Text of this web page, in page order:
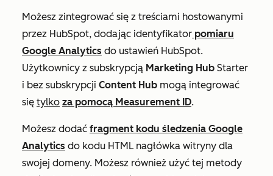
Możesz zintegrować się z treściami hostowanymi
przez HubSpot, dodając identyfikator pomiaru
Google Analytics do ustawień HubSpot.
Użytkownicy z subskrypcją Marketing Hub Starter
i bez subskrypcji Content Hub mogą integrować
się tylko za pomocą Measurement ID.
Możesz dodać fragment kodu śledzenia Google
Analytics do kodu HTML nagłówka witryny dla
swojej domeny. Możesz również użyć tej metody